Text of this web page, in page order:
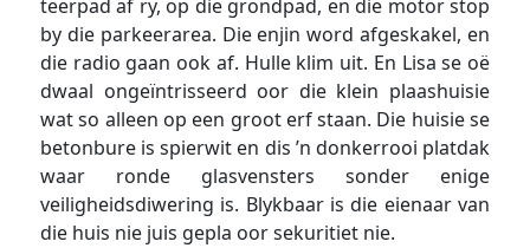
teerpad af ry, op die grondpad, en die motor stop
by die parkeerarea. Die enjin word afgeskakel, en
die radio gaan ook af. Hulle klim uit. En Lisa se oë
dwaal ongeïntrisseerd oor die klein plaashuisie
wat so alleen op een groot erf staan. Die huisie se
betonbure is spierwit en dis ’n donkerrooi platdak
waar ronde glasvensters sonder enige
veiligheidsdiwering is. Blykbaar is die eienaar van
die huis nie juis gepla oor sekuritiet nie.